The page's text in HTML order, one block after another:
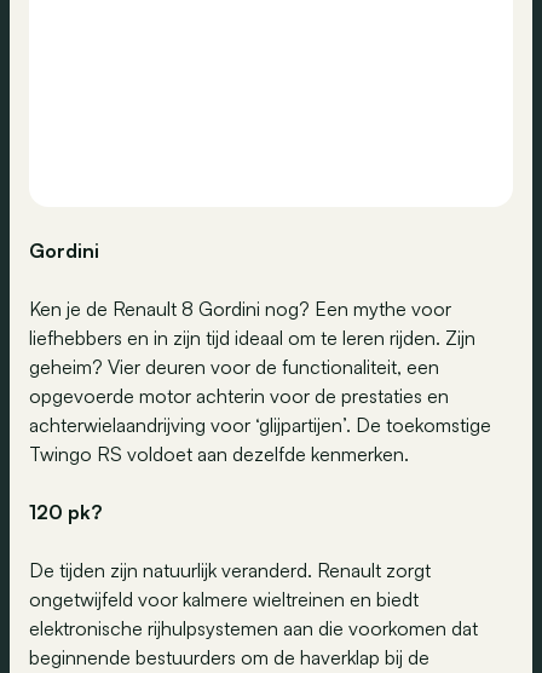
Gordini
Ken je de Renault 8 Gordini nog? Een mythe voor
liefhebbers en in zijn tijd ideaal om te leren rijden. Zijn
geheim? Vier deuren voor de functionaliteit, een
opgevoerde motor achterin voor de prestaties en
achterwielaandrijving voor ‘glijpartijen’. De toekomstige
Twingo RS voldoet aan dezelfde kenmerken.
120 pk?
De tijden zijn natuurlijk veranderd. Renault zorgt
ongetwijfeld voor kalmere wieltreinen en biedt
elektronische rijhulpsystemen aan die voorkomen dat
beginnende bestuurders om de haverklap bij de